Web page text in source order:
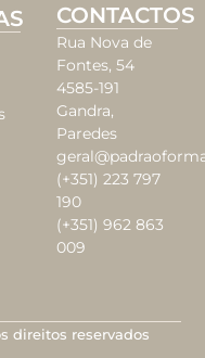
CONTACTOS
Rua Nova de
Fontes, 54
4585-191
Gandra,
Paredes
(+351) 223 797
190
(+351) 962 863
009
direitos reservados